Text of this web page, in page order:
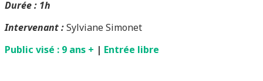
Durée : 1h
Intervenant :Sylviane Simonet
Public visé : 9 ans + | Entrée libre